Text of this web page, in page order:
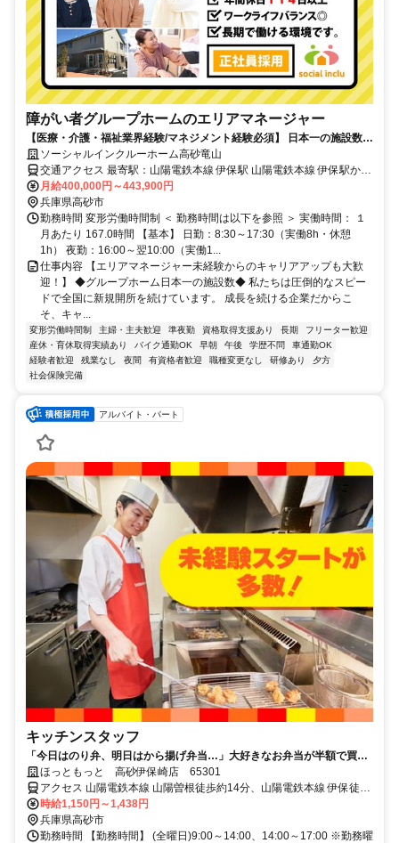
障がい者グループホームのエリアマネージャー
【医療・介護・福祉業界経験/マネジメント経験必須】 日本一の施設数だ
から、挑戦できるポスト多数！ 実力次第で、さらなるキャリアアップが
目指せます！
ソーシャルインクルーホーム高砂竜山
交通アクセス 最寄駅：山陽電鉄本線 伊保駅 山陽電鉄本線 伊保駅から
徒歩19分（車5分） 神戸線 宝殿駅から車6分
月給400,000円～443,900円
兵庫県高砂市
勤務時間 変形労働時間制 ＜ 勤務時間は以下を参照 ＞ 実働時間： １
月あたり 167.0時間 【基本】 日勤：8:30～17:30（実働8h・休憩
1h） 夜勤：16:00～翌10:00（実働1...
仕事内容 【エリアマネージャー未経験からのキャリアアップも大歓
迎！】 ◆グループホーム日本一の施設数◆ 私たちは圧倒的なスピー
ドで全国に新規開所を続けています。 成長を続ける企業だからこ
そ、キャ...
変形労働時間制 主婦・主夫歓迎 準夜勤 資格取得支援あり 長期
フリーター歓迎
産休・育休取得実績あり
バイク通勤OK 早朝 午後 学歴不問
車通勤OK
経験者歓迎
残業なし 夜間 有資格者歓迎 職種変更なし 研修あり
夕方
社会保険完備
アルバイト・パート
キッチンスタッフ
「今日はのり弁、明日はから揚げ弁当…」大好きなお弁当が半額で買え
るから、今日も働くのが楽しみだ。
ほっともっと 高砂伊保崎店 65301
アクセス 山陽電鉄本線 山陽曽根徒歩約14分、山陽電鉄本線 伊保徒歩
約16分、山陽電鉄本線 荒井（兵庫県）徒歩約30分 めじるし：コメダ
珈琲さんの隣
時給1,150円～1,438円
兵庫県高砂市
勤務時間 【勤務時間】 (全曜日)9:00～14:00、14:00～17:00 ※勤務曜